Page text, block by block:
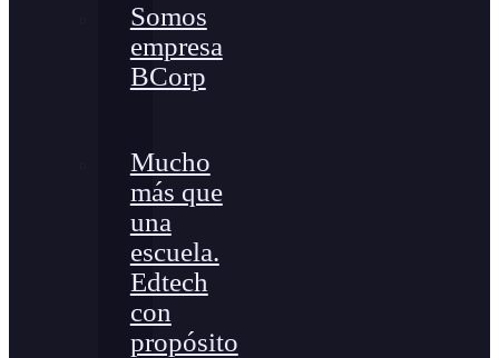
Somos
empresa
BCorp
Mucho
más que
una
escuela.
Edtech
con
propósito